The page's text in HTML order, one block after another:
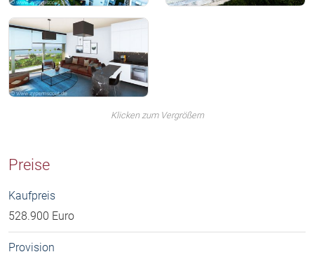
Klicken zum Vergrößern
Preise
Kaufpreis
528.900 Euro
Provision